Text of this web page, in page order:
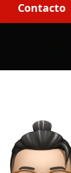
Contacto